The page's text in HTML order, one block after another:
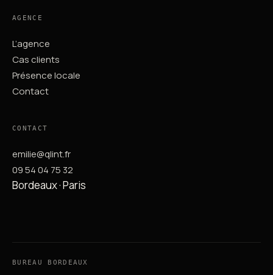
AGENCE
L’agence
Cas clients
Présence locale
Contact
CONTACT
emilie@qlint.fr
09 54 04 75 32
Bordeaux · Paris
BUREAU BORDEAUX